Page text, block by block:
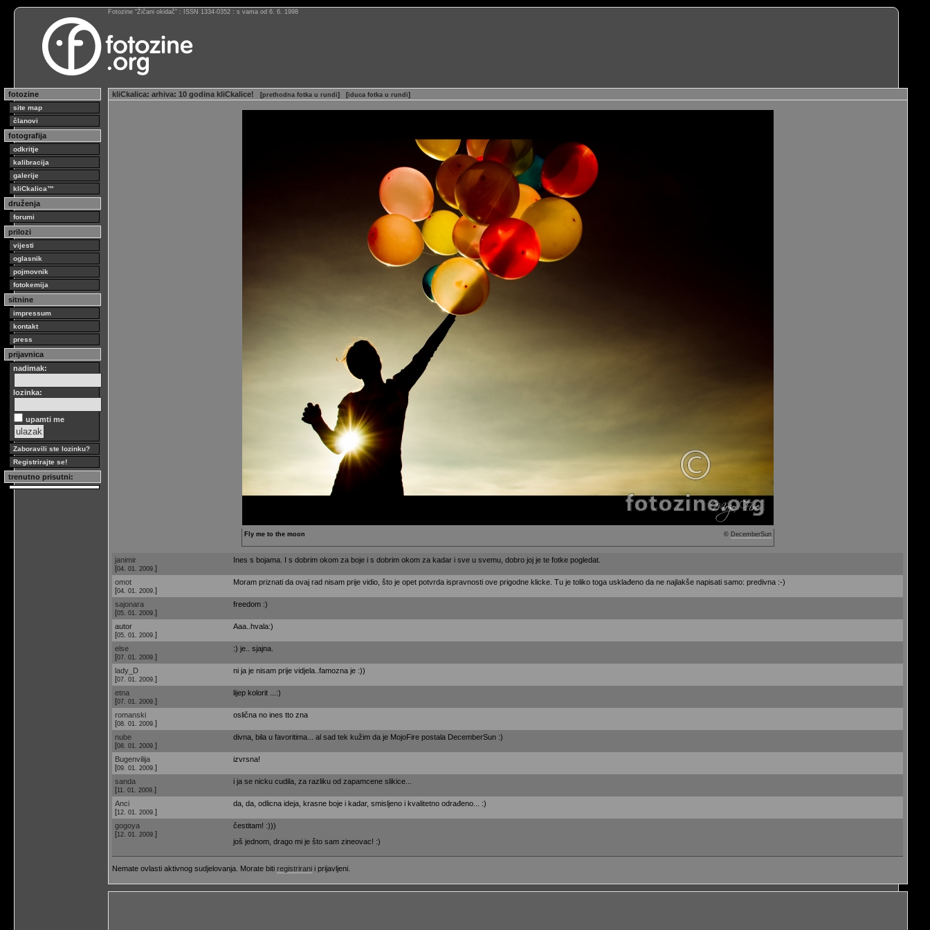
Fotozine “Žičani okidač” : ISSN 1334-0352 : s vama od 6. 6. 1998
fotozine
site map
članovi
fotografija
odkritje
kalibracija
galerije
kliCkalica™
druženja
forumi
prilozi
vijesti
oglasnik
pojmovnik
fotokemija
sitnine
impressum
kontakt
press
prijavnica
nadimak:
lozinka:
upamti me
Zaboravili ste lozinku?
Registrirajte se!
trenutno prisutni:
kliCkalica: arhiva: 10 godina kliCkalice! [prethodna fotka u rundi] [iduca fotka u rundi]
© DecemberSun
Fly me to the moon
janimir
[04. 01. 2009. ]
Ines s bojama. I s dobrim okom za boje i s dobrim okom za kadar i sve u svemu, dobro joj je te fotke pogledat.
omot
[04. 01. 2009. ]
Moram priznati da ovaj rad nisam prije vidio, što je opet potvrda ispravnosti ove prigodne klicke. Tu je toliko toga usklađeno da ne najlakše napisati samo: predivna :-)
sajonara
[05. 01. 2009. ]
freedom :)
autor
[05. 01. 2009. ]
Aaa..hvala:)
else
[07. 01. 2009. ]
:) je.. sjajna.
lady_D
[07. 01. 2009. ]
ni ja je nisam prije vidjela..famozna je :))
etna
[07. 01. 2009. ]
lijep kolorit ...:)
romanski
[08. 01. 2009. ]
oslična no ines tto zna
nube
[08. 01. 2009. ]
divna, bila u favoritima... al sad tek kužim da je MojoFire postala DecemberSun :)
Bugenvilija
[09. 01. 2009. ]
izvrsna!
sanda
[11. 01. 2009. ]
i ja se nicku cudila, za razliku od zapamcene slikice...
Anci
[12. 01. 2009. ]
da, da, odlicna ideja, krasne boje i kadar, smisljeno i kvalitetno odrađeno... :)
gogoya
[12. 01. 2009. ]
čestitam! :)))
još jednom, drago mi je što sam zineovac! :)
Nemate ovlasti aktivnog sudjelovanja. Morate biti registrirani i prijavljeni.